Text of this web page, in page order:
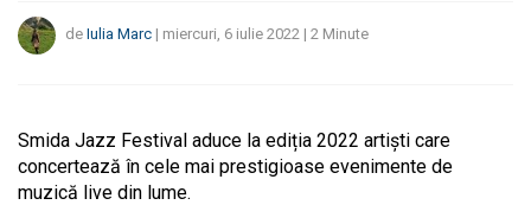
de Iulia Marc | miercuri, 6 iulie 2022 | 2 Minute
Smida Jazz Festival aduce la ediția 2022 artiști care
concertează în cele mai prestigioase evenimente de
muzică live din lume.